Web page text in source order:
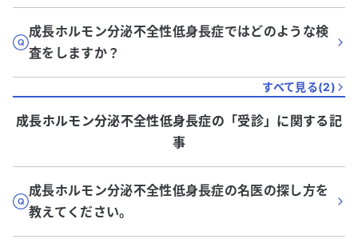
成長ホルモン分泌不全性低身長症ではどのような検
査をしますか？
すべて見る(2)
成長ホルモン分泌不全性低身長症の「受診」に関する記
事
成長ホルモン分泌不全性低身長症の名医の探し方を
教えてください。